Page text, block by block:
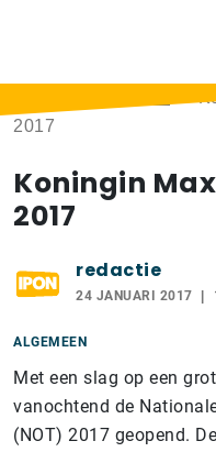
2017
Koningin
2017
redactie
24 JANUARI 2017
ALGEMEEN
Met een slag op een
vanochtend de
(NOT) 2017 geopend.